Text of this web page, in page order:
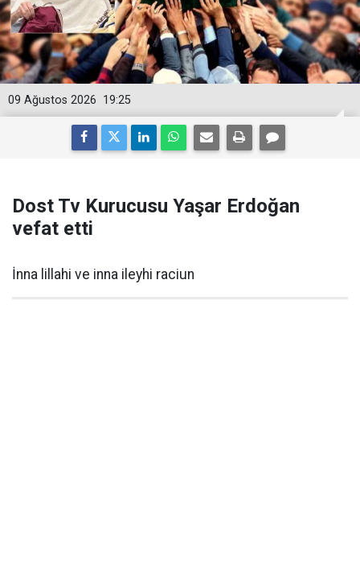
19:25
09 Ağustos 2026
Dost Tv Kurucusu Yaşar Erdoğan
vefat etti
İnna lillahi ve inna ileyhi raciun